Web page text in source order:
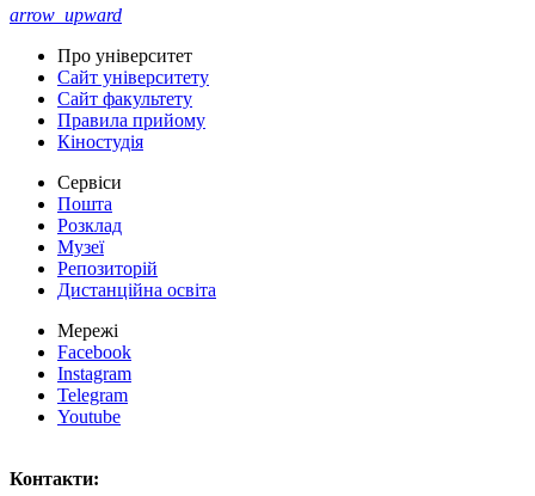
arrow_upward
Про університет
Сайт університету
Сайт факультету
Правила прийому
Кіностудія
Сервіси
Пошта
Розклад
Музеї
Репозиторій
Дистанційна освіта
Мережі
Facebook
Instagram
Telegram
Youtube
Контакти: